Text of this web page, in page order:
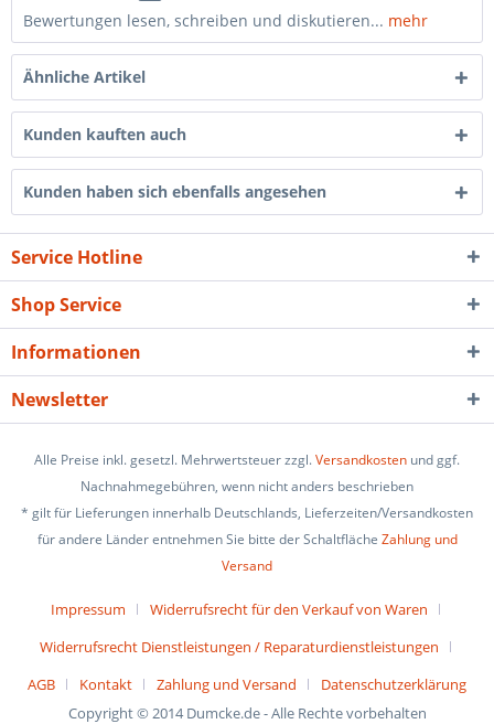
Bewertungen lesen, schreiben und diskutieren... mehr
Ähnliche Artikel
Kunden kauften auch
Kunden haben sich ebenfalls angesehen
Service Hotline
Shop Service
Informationen
Newsletter
Alle Preise inkl. gesetzl. Mehrwertsteuer zzgl.Versandkosten und ggf.
Nachnahmegebühren, wenn nicht anders beschrieben
* gilt für Lieferungen innerhalb Deutschlands, Lieferzeiten/Versandkosten
für andere Länder entnehmen Sie bitte der Schaltfläche Zahlung und
Versand
Impressum
Widerrufsrecht für den Verkauf von Waren
Widerrufsrecht Dienstleistungen / Reparaturdienstleistungen
AGB
Kontakt Zahlung und Versand
Datenschutzerklärung
Copyright © 2014 Dumcke.de - Alle Rechte vorbehalten